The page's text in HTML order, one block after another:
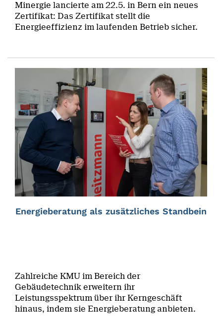
Minergie lancierte am 22.5. in Bern ein neues
Zertifikat: Das Zertifikat stellt die
Energieeffizienz im laufenden Betrieb sicher.
Energieberatung als zusätzliches Standbein
Zahlreiche KMU im Bereich der
Gebäudetechnik erweitern ihr
Leistungsspektrum über ihr Kerngeschäft
hinaus, indem sie Energieberatung anbieten.